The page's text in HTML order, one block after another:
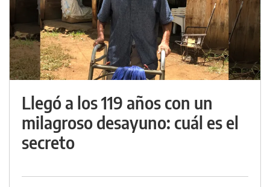
Llegó a los 119 años con un
milagroso desayuno: cuál es el
secreto